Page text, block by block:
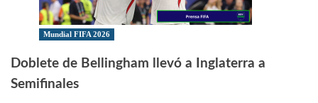
Mundial FIFA 2026
Doblete de Bellingham llevó a Inglaterra a
Semifinales